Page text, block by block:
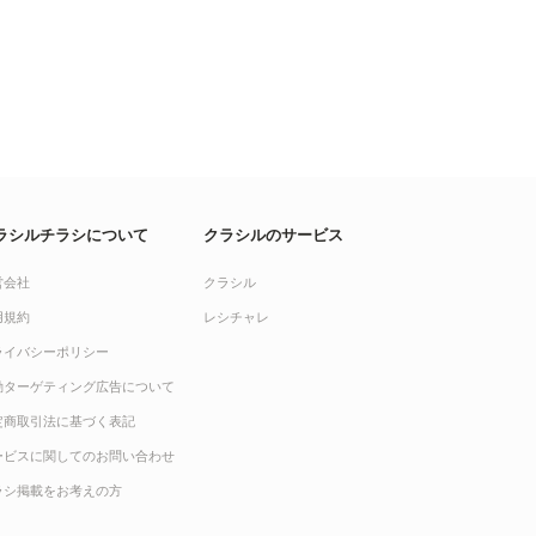
シルチラシについて
会社
規約
イバシーポリシー
ターゲティング広告について
商取引法に基づく表記
ビスに関してのお問い合わせ
シ掲載をお考えの方
クラシルのサービス
クラシル
レシチャレ